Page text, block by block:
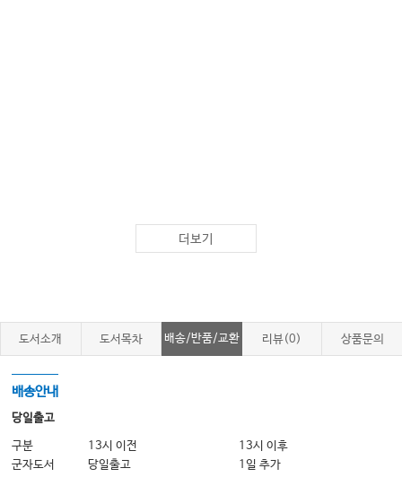
더보기
도서소개 도서목차 배송/반품/교환 리뷰(0) 상품문의
배송안내
당일출고
구분 13시 이전
13시 이후
군자도서
당일출고 1일 추가